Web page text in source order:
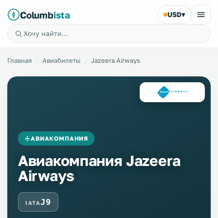
Columbista USD▾
Главная Авиабилеты Jazeera Airways
АВИАКОМПАНИЯ
Авиакомпания Jazeera
Airways
IATA J9